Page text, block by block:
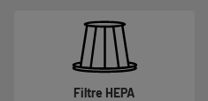
Filtre HEPA